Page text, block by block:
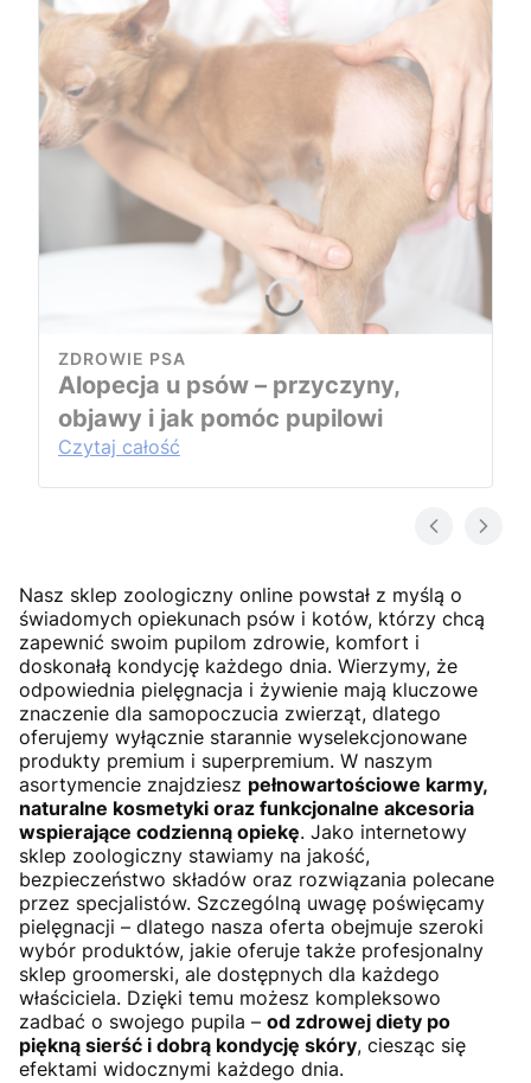
ZDROWIE PSA
Alopecja u psów – przyczyny,
objawy i jak pomóc pupilowi
Czytaj całość
Nasz sklep zoologiczny online powstał z myślą o
świadomych opiekunach psów i kotów, którzy chcą
zapewnić swoim pupilom zdrowie, komfort i
doskonałą kondycję każdego dnia. Wierzymy, że
odpowiednia pielęgnacja i żywienie mają kluczowe
znaczenie dla samopoczucia zwierząt, dlatego
oferujemy wyłącznie starannie wyselekcjonowane
produkty premium i superpremium. W naszym
asortymencie znajdziesz pełnowartościowe karmy,
naturalne kosmetyki oraz funkcjonalne akcesoria
wspierające codzienną opiekę. Jako internetowy
sklep zoologiczny stawiamy na jakość,
bezpieczeństwo składów oraz rozwiązania polecane
przez specjalistów. Szczególną uwagę poświęcamy
pielęgnacji – dlatego nasza oferta obejmuje szeroki
wybór produktów, jakie oferuje także profesjonalny
sklep groomerski, ale dostępnych dla każdego
właściciela. Dzięki temu możesz kompleksowo
zadbać o swojego pupila – od zdrowej diety po
piękną sierść i dobrą kondycję skóry, ciesząc się
efektami widocznymi każdego dnia.